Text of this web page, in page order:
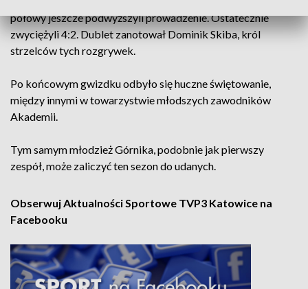
połowy jeszcze podwyższyli prowadzenie. Ostatecznie
zwyciężyli 4:2. Dublet zanotował Dominik Skiba, król
strzelców tych rozgrywek.
Po końcowym gwizdku odbyło się huczne świętowanie,
między innymi w towarzystwie młodszych zawodników
Akademii.
Tym samym młodzież Górnika, podobnie jak pierwszy
zespół, może zaliczyć ten sezon do udanych.
Obserwuj Aktualności Sportowe TVP3 Katowice na
Facebooku